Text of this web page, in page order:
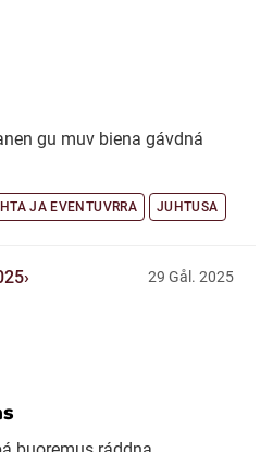
gu muv biena gávdná
JA EVENTUVRRA JUHTUSA
29 Gål. 2025